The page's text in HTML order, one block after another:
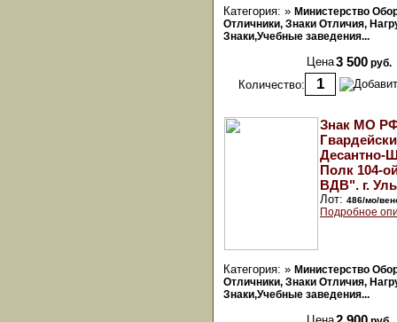
Категория: » Министерство
Отличники, Знаки Отличия,
Знаки,Учебные заведения...
Цена3 500 руб.
Количество:
Знак МО
Десантно-
Полк 104-
ВДВ". г.
Лот: 486/мо/
Подробное
Категория: » Министерство
Отличники, Знаки Отличия,
Знаки,Учебные заведения...